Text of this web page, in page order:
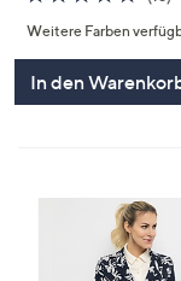
von
5
Weitere Farben
In den